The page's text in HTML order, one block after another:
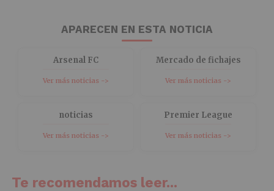
APARECEN EN ESTA NOTICIA
Arsenal FC
Ver más noticias ->
Mercado de fichajes
Ver más noticias ->
noticias
Ver más noticias ->
Premier League
Ver más noticias ->
Te recomendamos leer...